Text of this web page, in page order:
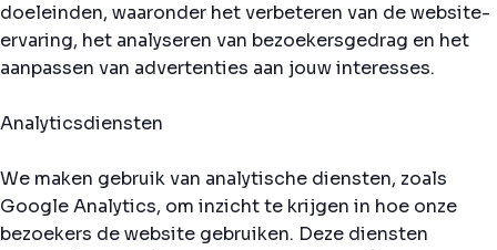
doeleinden, waaronder het verbeteren van de website-
ervaring, het analyseren van bezoekersgedrag en het
aanpassen van advertenties aan jouw interesses.
Analyticsdiensten
We maken gebruik van analytische diensten, zoals
Google Analytics, om inzicht te krijgen in hoe onze
bezoekers de website gebruiken. Deze diensten